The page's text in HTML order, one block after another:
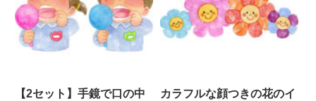
【2セット】手鏡で口の中
カラフルな顔つきの花のイ